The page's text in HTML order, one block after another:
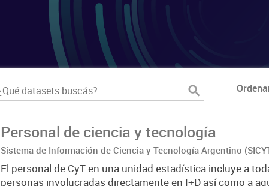
Personal de ciencia y tecnología
Sistema de Información de Ciencia y Tecnología Argentino
El personal de CyT en una unidad estadística incluye a
personas involucradas directamente en I+D así como a